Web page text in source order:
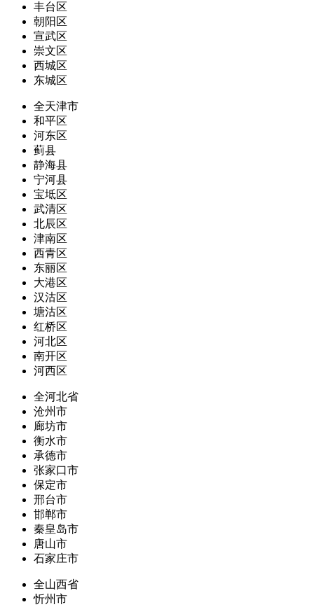
丰台区
朝阳区
宣武区
崇文区
西城区
东城区
全天津市
和平区
河东区
蓟县
静海县
宁河县
宝坻区
武清区
北辰区
津南区
西青区
东丽区
大港区
汉沽区
塘沽区
红桥区
河北区
南开区
河西区
全河北省
沧州市
廊坊市
衡水市
承德市
张家口市
保定市
邢台市
邯郸市
秦皇岛市
唐山市
石家庄市
全山西省
忻州市